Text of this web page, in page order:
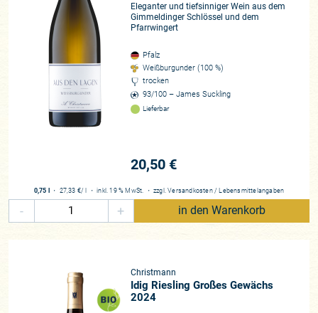
„Ist das noch deutsch oder schon burgundisch? Das ist uns
so was von schnuppe, denn wir sind begeistert.“
Einmal an der Spitze angekommen, beginnt die eigentliche
Herausforderung: sich dort fortlaufend zu behaupten. Dass
hierin die größte Aufgabe liegt, sich niemand auf seinen
besten Handwerker, zu denen wir die Spitzenköche und
aus dem heimeligen Gimmeldingen an der Pfälzer
Mittelhaardt zu den etablierten Spitzenweingütern des
tatsächlich bis ins 16. Jahrhundert zurück, als die Familie in
den Weingärten um Gimmeldingen arbeitete. Erste Spuren
des „Heldenahns“, Winzers und Gerichtsmanns Friedrich
Eleganter und tiefsinniger Wein aus dem
Gimmeldinger Schlössel und dem
Pfarrwingert
Pfalz
Weißburgunder (100 %)
trocken
93/100 – James Suckling
Lieferbar
20,50 €
0,75 l ・ 27,33 €/ l ・inkl. 19 % MwSt. ・ zzgl.Versandkosten / Lebensmittelangaben
- + in den Warenkorb
Christmann
Idig Riesling Großes Gewächs
2024